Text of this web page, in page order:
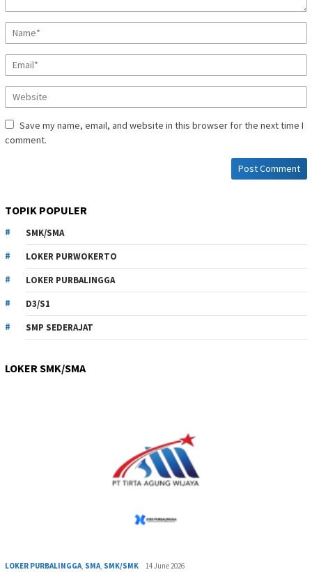
Save my name, email, and website in this browser for the next time I
comment.
TOPIK POPULER
SMK/SMA
LOKER PURWOKERTO
LOKER PURBALINGGA
D3/S1
SMP SEDERAJAT
LOKER SMK/SMA
LOKER PURBALINGGA, SMA, SMK/SMK 14 June 2026